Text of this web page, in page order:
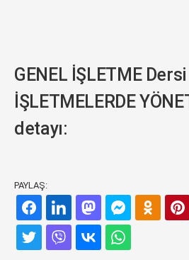
GENEL İŞLETME Dersi
İŞLETMELERDE
detayı:
PAYLAŞ: